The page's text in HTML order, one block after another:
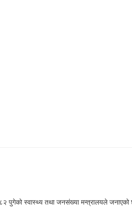
पुगेको स्वास्थ्य तथा जनसंख्या मन्त्रालयले